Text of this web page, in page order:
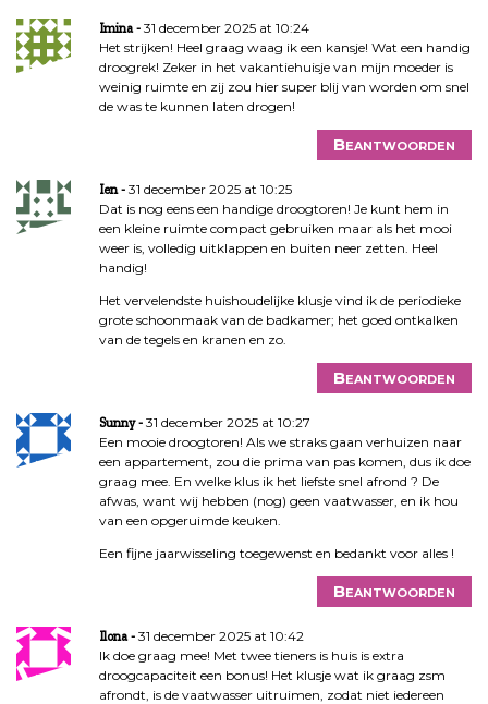
Imina
31 december 2025 at 10:24
Het strijken! Heel graag waag ik een kansje! Wat een handig
droogrek! Zeker in het vakantiehuisje van mijn moeder is
weinig ruimte en zij zou hier super blij van worden om snel
de was te kunnen laten drogen!
Beantwoorden
Ien
31 december 2025 at 10:25
Dat is nog eens een handige droogtoren! Je kunt hem in
een kleine ruimte compact gebruiken maar als het mooi
weer is, volledig uitklappen en buiten neer zetten. Heel
handig!
Het vervelendste huishoudelijke klusje vind ik de periodieke
grote schoonmaak van de badkamer; het goed ontkalken
van de tegels en kranen en zo.
Beantwoorden
Sunny
31 december 2025 at 10:27
Een mooie droogtoren! Als we straks gaan verhuizen naar
een appartement, zou die prima van pas komen, dus ik doe
graag mee. En welke klus ik het liefste snel afrond ? De
afwas, want wij hebben (nog) geen vaatwasser, en ik hou
van een opgeruimde keuken.
Een fijne jaarwisseling toegewenst en bedankt voor alles !
Beantwoorden
Ilona
31 december 2025 at 10:42
Ik doe graag mee! Met twee tieners is huis is extra
droogcapaciteit een bonus! Het klusje wat ik graag zsm
afrondt, is de vaatwasser uitruimen, zodat niet iedereen